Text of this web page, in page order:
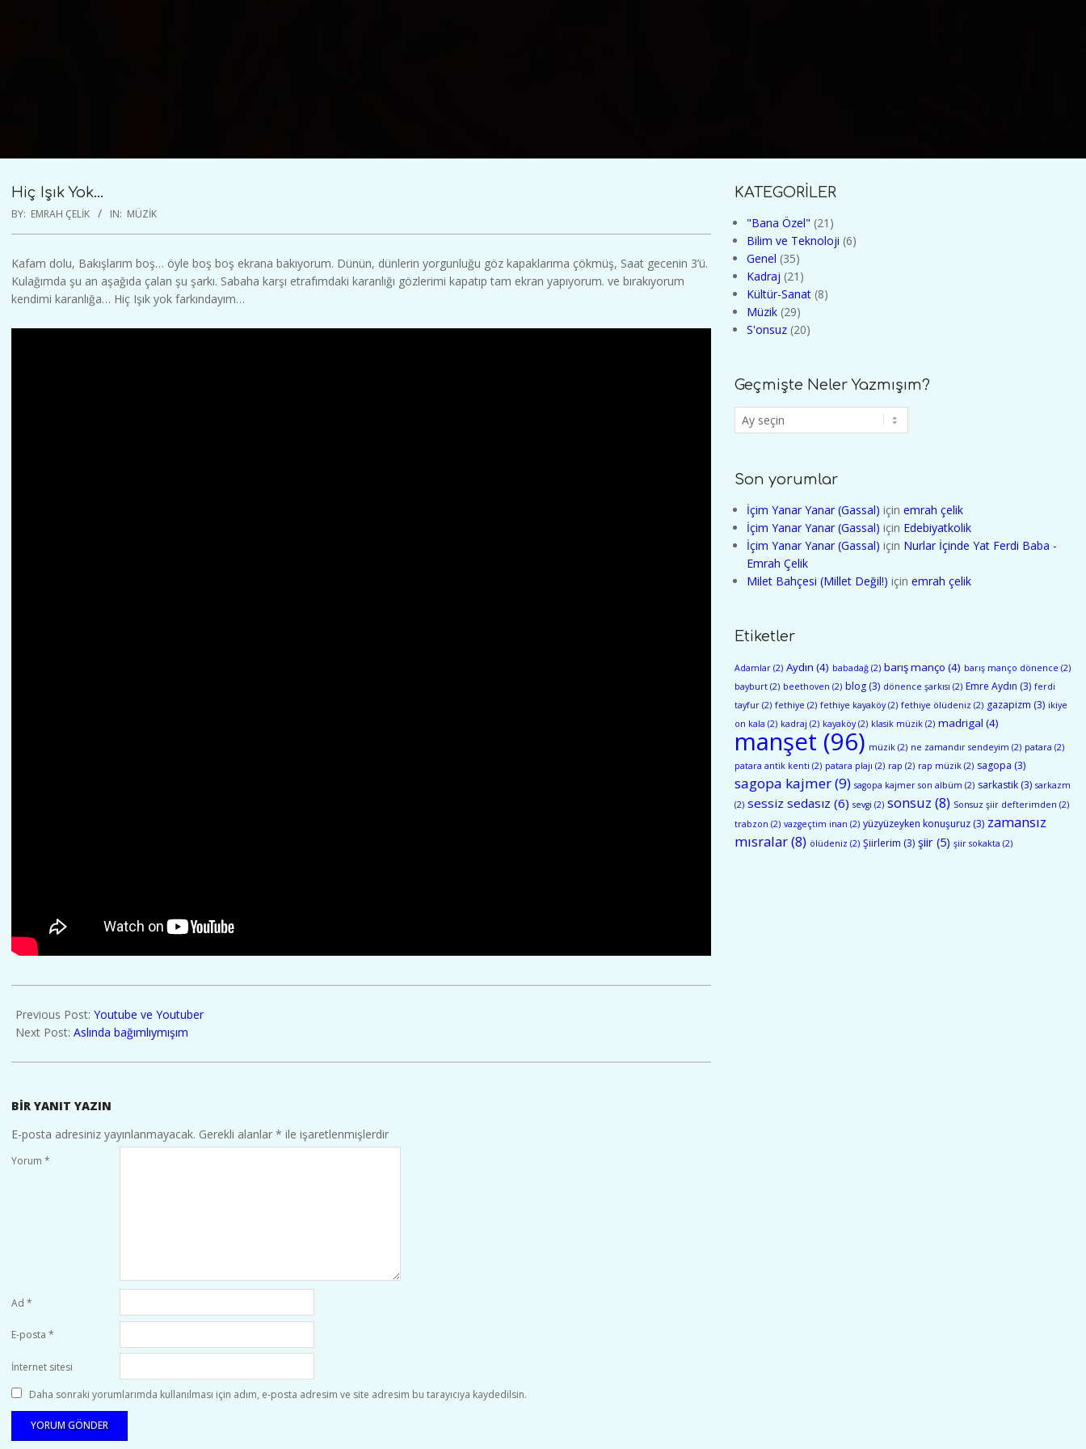
Hiç Işık Yok…
BY: EMRAH ÇELIK IN: MÜZIK
Kafam dolu, Bakışlarım boş… öyle boş boş ekrana bakıyorum. Dünün, dünlerin yorgunluğu göz kapaklarıma çökmüş, Saat gecenin 3’ü.
Kulağımda şu an aşağıda çalan şu şarkı. Sabaha karşı etrafımdaki karanlığı gözlerimi kapatıp tam ekran yapıyorum. ve bırakıyorum
kendimi karanlığa… Hiç Işık yok farkındayım…
01-
12
Previous Post: Youtube ve Youtuber
Next Post: Aslında bağımlıymışım
BIR YANIT YAZIN
E-posta adresiniz yayınlanmayacak. Gerekli alanlar * ile işaretlenmişlerdir
Yorum *
Ad *
E-posta *
İnternet sitesi
Daha sonraki yorumlarımda kullanılması için adım, e-posta adresim ve site adresim bu tarayıcıya kaydedilsin.
KATEGORİLER
"Bana Özel" (21)
Bilim ve Teknoloji (6)
Genel (35)
Kadraj (21)
Kültür-Sanat (8)
Müzik (29)
S'onsuz (20)
Geçmişte Neler Yazmışım?
Geçmişte
Neler
Son yorumlar
İçim Yanar Yanar (Gassal) için emrah çelik
İçim Yanar Yanar (Gassal) için Edebiyatkolik
İçim Yanar Yanar (Gassal) için Nurlar İçinde Yat Ferdi Baba -
Emrah Çelik
Milet Bahçesi (Millet Değil!) için emrah çelik
Etiketler
Adamlar (2) Aydın (4) babadağ (2) barış manço (4) barış manço dönence (2)
bayburt (2) beethoven (2) blog (3) dönence şarkısı (2) Emre Aydın (3) ferdi
tayfur (2) fethiye (2) fethiye kayaköy(2) fethiye ölüdeniz (2) gazapizm (3) ikiye
on kala (2) kadraj (2) kayaköy(2) klasik müzik (2) madrigal (4)
manşet (96) müzik (2) ne zamandır sendeyim (2) patara (2)
patara antik kenti (2) patara plajı (2) rap (2) rap müzik (2) sagopa (3)
sagopa kajmer(9) sagopa kajmer son albüm (2) sarkastik (3) sarkazm
(2) sessiz sedasız (6) sevgi (2) sonsuz (8) Sonsuz şiir defterimden (2)
trabzon (2) vazgeçtim inan (2) yüzyüzeyken konuşuruz (3) zamansız
mısralar(8) ölüdeniz (2) Şiirlerim (3) şiir (5) şiir sokakta (2)